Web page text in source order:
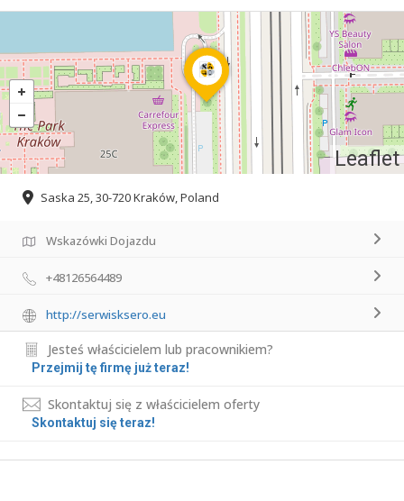
Leaflet
Saska 25, 30-720 Kraków, Poland
Wskazówki Dojazdu
+48126564489
http://serwisksero.eu
Jesteś właścicielem lub pracownikiem?
Przejmij tę firmę już teraz!
Skontaktuj się z właścicielem oferty
Skontaktuj się teraz!